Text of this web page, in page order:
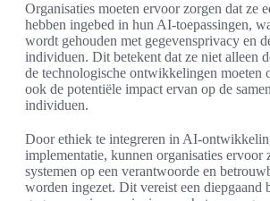
Organisaties moeten ervoor zorgen dat ze
hebben ingebed in hun AI-toepassingen,
wordt gehouden met gegevensprivacy en
individuen. Dit betekent dat ze niet alleen
de technologische ontwikkelingen moeten
ook de potentiële impact ervan op de
individuen.
Door ethiek te integreren in AI-
implementatie, kunnen organisaties ervoor
systemen op een verantwoorde en
worden ingezet. Dit vereist een diepgaand